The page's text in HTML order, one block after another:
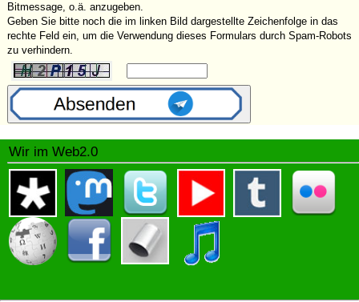
Bitmessage, o.ä. anzugeben.
Geben Sie bitte noch die im linken Bild dargestellte Zeichenfolge in das
rechte Feld ein, um die Verwendung dieses Formulars durch Spam-Robots
zu verhindern.
Wir im Web2.0